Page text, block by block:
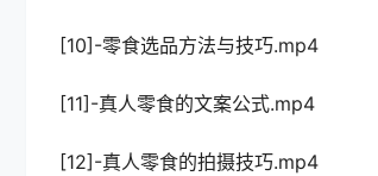
[10]-零食选品方法与技巧.mp4
[11]-真人零食的文案公式.mp4
[12]-真人零食的拍摄技巧.mp4